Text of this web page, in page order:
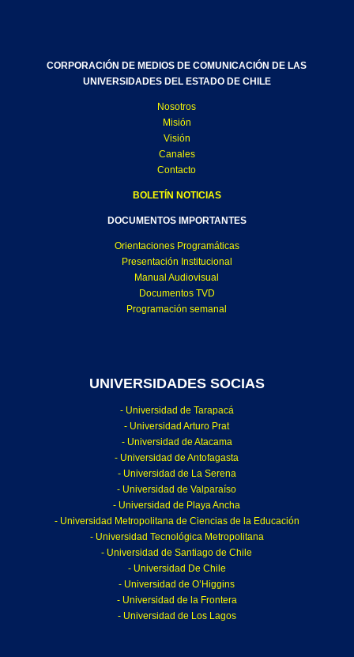
CORPORACIÓN DE MEDIOS DE COMUNICACIÓN DE LAS
UNIVERSIDADES DEL ESTADO DE CHILE
Nosotros
Misión
Visión
Canales
Contacto
BOLETÍN NOTICIAS
DOCUMENTOS IMPORTANTES
Orientaciones Programáticas
Presentación Institucional
Manual Audiovisual
Documentos TVD
Programación semanal
UNIVERSIDADES SOCIAS
- Universidad de Tarapacá
- Universidad Arturo Prat
- Universidad de Atacama
- Universidad de Antofagasta
- Universidad de La Serena
- Universidad de Valparaíso
- Universidad de Playa Ancha
- Universidad Metropolitana de Ciencias de la Educación
- Universidad Tecnológica Metropolitana
- Universidad de Santiago de Chile
- Universidad De Chile
- Universidad de O’Higgins
- Universidad de la Frontera
- Universidad de Los Lagos